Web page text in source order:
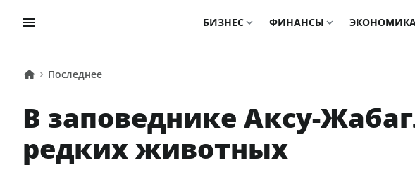
БИЗНЕС ФИНАНСЫ
Последнее
В заповеднике Аксу-
редких животных